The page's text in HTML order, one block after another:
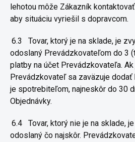
lehotou môže Zákazník
aby situáciu vyriešil s dopravcom.
6.3
Tovar, ktorý je na sklade, je
odoslaný Prevádzkovateľom do 3
platby na účet Prevádzkovateľa.
Prevádzkovateľ sa zaväzuje dodať
je spotrebiteľom, najneskôr do 30
Objednávky.
6.4
Tovar, ktorý nie je na sklade,
odoslaný čo najskôr.